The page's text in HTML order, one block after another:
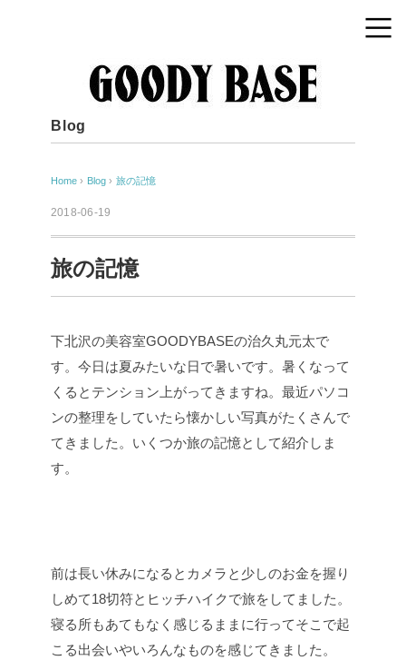
Blog
Home › Blog › 旅の記憶
2018-06-19
旅の記憶
下北沢の美容室GOODYBASEの治久丸元太で
す。今日は夏みたいな日で暑いです。暑くなって
くるとテンション上がってきますね。最近パソコ
ンの整理をしていたら懐かしい写真がたくさんで
てきました。いくつか旅の記憶として紹介しま
す。
前は長い休みになるとカメラと少しのお金を握り
しめて18切符とヒッチハイクで旅をしてました。
寝る所もあてもなく感じるままに行ってそこで起
こる出会いやいろんなものを感じてきました。